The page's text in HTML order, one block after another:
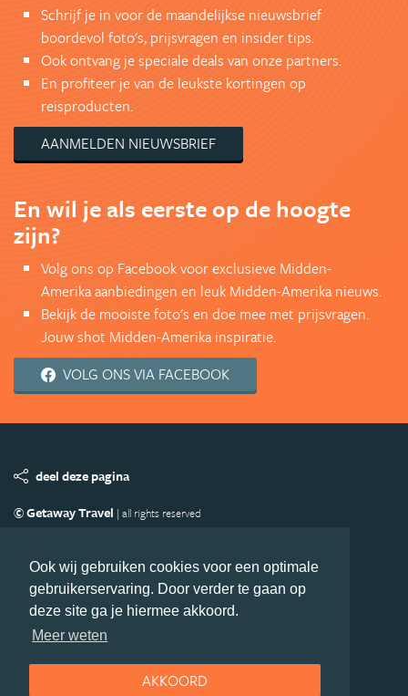
Ook wij gebruiken cookies voor een optimale
gebruikerservaring. Door verder te gaan op
deze site ga je hiermee akkoord.
Meer weten
AKKOORD
Schrijf je in voor de maandelijkse nieuwsbrief
boordevol foto's, prijsvragen en insider tips.
Ook ontvang je speciale deals van onze partners.
En profiteer je van de leukste kortingen op
reisproducten.
AANMELDEN NIEUWSBRIEF
En wil je als eerste op de hoogte
zijn?
Volg ons op Facebook voor exclusieve Midden-
Amerika aanbiedingen en leuk Midden-Amerika nieuws.
Bekijk de mooiste foto's en doe mee met prijsvragen.
Jouw shot Midden-Amerika inspiratie.
VOLG ONS VIA FACEBOOK
deel deze pagina
© Getaway Travel | all rights reserved
Copyright
Privacy statement Disclaimer
Cookies
Volg MiddenAmerika.nl
Nieuwsbrief
Facebook